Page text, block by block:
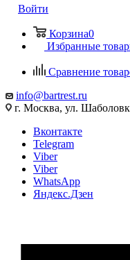
Войти
Корзина0
Избранные
Сравнение
info@bartrest.ru
г. Москва, ул.
Вконтакте
Telegram
Viber
Viber
WhatsApp
Яндекс.Дзен